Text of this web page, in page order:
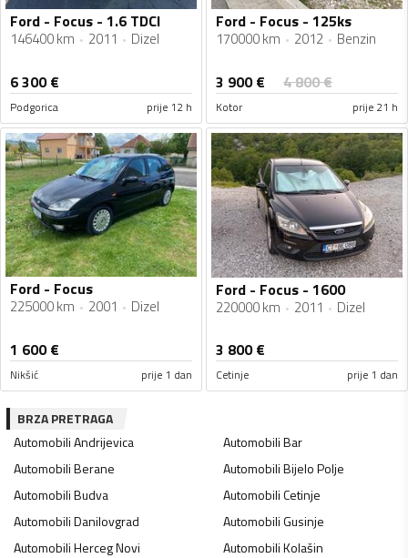
Ford - Focus - 1.6 TDCI
146400 km 2011 Dizel
6 300€
Podgorica prije 12 h
Ford - Focus - 125ks
170000 km 2012 Benzin
3 900€ 4 800€
Kotor prije 21 h
Ford - Focus
225000 km 2001 Dizel
1 600€
Nikšić prije 1 dan
Ford - Focus - 1600
220000 km 2011 Dizel
3 800€
Cetinje prije 1 dan
BRZA PRETRAGA
AutomobiliAndrijevica AutomobiliBar
AutomobiliBerane AutomobiliBijelo Polje
AutomobiliBudva AutomobiliCetinje
AutomobiliDanilovgrad AutomobiliGusinje
AutomobiliHerceg Novi AutomobiliKolašin